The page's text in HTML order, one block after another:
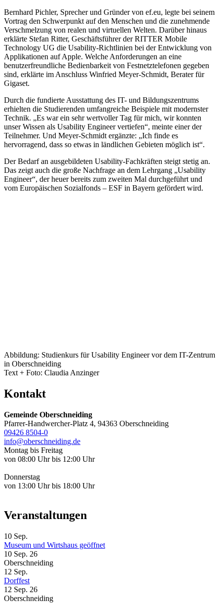
Bernhard Pichler, Sprecher und Gründer von ef.eu, legte bei seinem
Vortrag den Schwerpunkt auf den Menschen und die zunehmende
Verschmelzung von realen und virtuellen Welten. Darüber hinaus
erklärte Stefan Ritter, Geschäftsführer der RITTER Mobile
Technology UG die Usability-Richtlinien bei der Entwicklung von
Applikationen auf Apple. Welche Anforderungen an eine
benutzerfreundliche Bedienbarkeit von Festnetztelefonen gegeben
sind, erklärte im Anschluss Winfried Meyer-Schmidt, Berater für
Gigaset.
Durch die fundierte Ausstattung des IT- und Bildungszentrums
erhielten die Studierenden umfangreiche Beispiele mit modernster
Technik. „Es war ein sehr wertvoller Tag für mich, wir konnten
unser Wissen als Usability Engineer vertiefen“, meinte einer der
Teilnehmer. Und Meyer-Schmidt ergänzte: „Ich finde es
hervorragend, dass so etwas in ländlichen Gebieten möglich ist“.
Der Bedarf an ausgebildeten Usability-Fachkräften steigt stetig an.
Das zeigt auch die große Nachfrage an dem Lehrgang „Usability
Engineer“, der heuer bereits zum zweiten Mal durchgeführt und
vom Europäischen Sozialfonds – ESF in Bayern gefördert wird.
Abbildung: Studienkurs für Usability Engineer vor dem IT-Zentrum
in Oberschneiding
Text + Foto: Claudia Anzinger
Kontakt
Gemeinde Oberschneiding
Pfarrer-Handwercher-Platz 4, 94363 Oberschneiding
09426 8504-0
info@oberschneiding.de
Montag bis Freitag
von 08:00 Uhr bis 12:00 Uhr
Donnerstag
von 13:00 Uhr bis 18:00 Uhr
Veranstaltungen
10 Sep.
Museum und Wirtshaus geöffnet
10 Sep. 26
Oberschneiding
12 Sep.
Dorffest
12 Sep. 26
Oberschneiding